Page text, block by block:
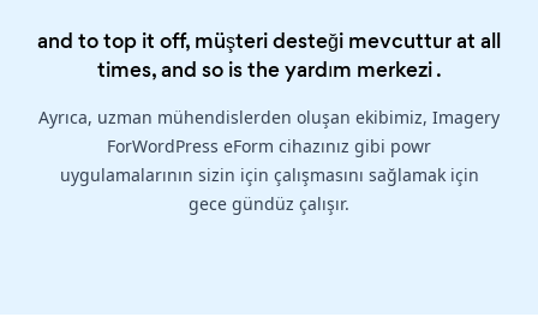
and to top it off, müşteri desteği mevcuttur at all
times, and so is theyardım merkezi.
Ayrıca, uzman mühendislerden oluşan ekibimiz, Imagery
ForWordPress eForm cihazınız gibi powr
uygulamalarının sizin için çalışmasını sağlamak için
gece gündüz çalışır.